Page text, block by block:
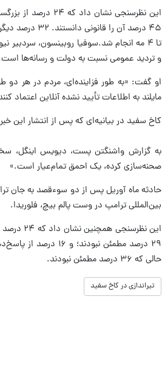
این نظرسنجی
تا ۴ مه انجام شد.سوفیا روبینسون،
و تردید عمومی نسبت به دولت و رسانه‌ها
او گفت: «به طور فزاینده‌ای، مردم در هر
مایلند به اطلاعات تأیید نشده آنلاین اعتماد
کاخ سفید در بیانیه‌ای که پس از انتشار این
به گزارش واشنگتن پست، دیویس اینگل،
صحنه‌سازی کرده، یک احمق تمام‌عیار است.»
بین‌المللی ترامپ در وست پالم بیچ، فلوریدا.
این
۲۹ درصد مطمئن
حالی که ۳۶ درصد مطمئن نبودند.
تیراندازی در کاخ سفید